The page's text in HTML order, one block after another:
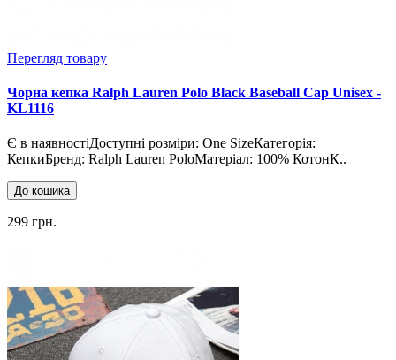
Перегляд товару
Чорна кепка Ralph Lauren Polo Black Baseball Cap Unisex -
KL1116
Є в наявностіДоступні розміри: One SizeКатегорія:
КепкиБренд: Ralph Lauren PoloМатеріал: 100% КотонК..
До кошика
299 грн.